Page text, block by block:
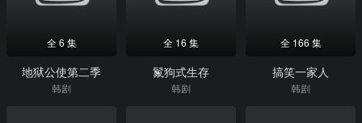
全 6 集
地狱公使第二季
韩剧
全 16 集
鬣狗式生存
韩剧
全 166 集
搞笑一家人
韩剧